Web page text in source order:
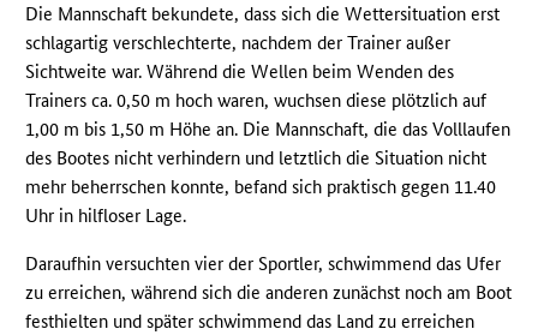
Die Mannschaft bekundete, dass sich die Wettersituation erst
schlagartig verschlechterte, nachdem der Trainer außer
Sichtweite war. Während die Wellen beim Wenden des
Trainers ca. 0,50 m hoch waren, wuchsen diese plötzlich auf
1,00 m bis 1,50 m Höhe an. Die Mannschaft, die das Volllaufen
des Bootes nicht verhindern und letztlich die Situation nicht
mehr beherrschen konnte, befand sich praktisch gegen 11.40
Uhr in hilfloser Lage.
Daraufhin versuchten vier der Sportler, schwimmend das Ufer
zu erreichen, während sich die anderen zunächst noch am Boot
festhielten und später schwimmend das Land zu erreichen